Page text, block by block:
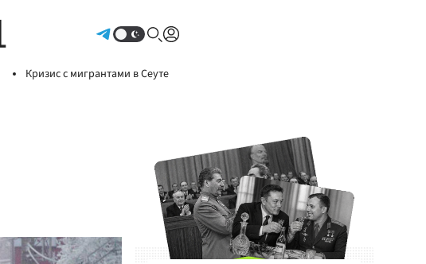
Кризис с мигрантами в Сеуте